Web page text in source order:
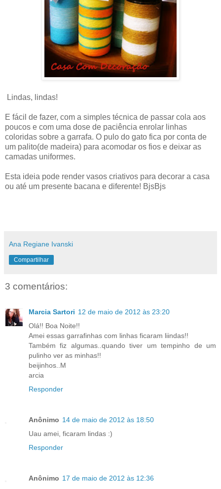
Lindas, lindas!
E fácil de fazer, com a simples técnica de passar cola aos
poucos e com uma dose de paciência enrolar linhas
coloridas sobre a garrafa. O pulo do gato fica por conta de
um palito(de madeira) para acomodar os fios e deixar as
camadas uniformes.
Esta ideia pode render vasos criativos para decorar a casa
ou até um presente bacana e diferente! BjsBjs
Ana Regiane Ivanski
Compartilhar
3 comentários:
Marcia Sartori 12 de maio de 2012 às 23:20
Olá!! Boa Noite!!
Amei essas garrafinhas com linhas ficaram liindas!!
Também fiz algumas..quando tiver um tempinho de um
pulinho ver as minhas!!
beijinhos..M
arcia
Responder
Anônimo 14 de maio de 2012 às 18:50
Uau amei, ficaram lindas :)
Responder
Anônimo 17 de maio de 2012 às 12:36